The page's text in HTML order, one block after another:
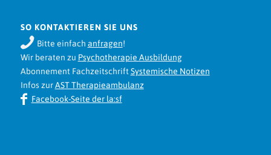
SO KONTAKTIEREN SIE UNS
Bitte einfach anfragen!
Wir beraten zu Psychotherapie Ausbildung
Abonnement Fachzeitschrift Systemische Notizen
Infos zurAST Therapieambulanz
Facebook-Seite der la:sf